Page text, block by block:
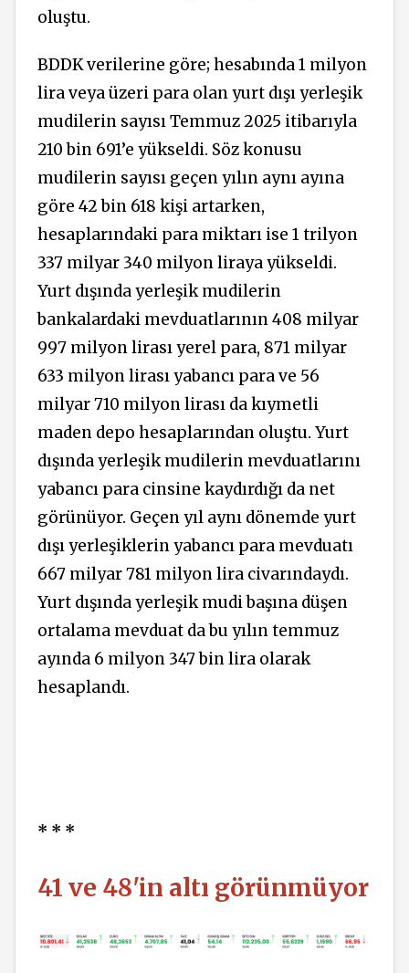
oluştu.
BDDK verilerine göre; hesabında 1 milyon
lira veya üzeri para olan yurt dışı yerleşik
mudilerin sayısı Temmuz 2025 itibarıyla
210 bin 691’e yükseldi. Söz konusu
mudilerin sayısı geçen yılın aynı ayına
göre 42 bin 618 kişi artarken,
hesaplarındaki para miktarı ise 1 trilyon
337 milyar 340 milyon liraya yükseldi.
Yurt dışında yerleşik mudilerin
bankalardaki mevduatlarının 408 milyar
997 milyon lirası yerel para, 871 milyar
633 milyon lirası yabancı para ve 56
milyar 710 milyon lirası da kıymetli
maden depo hesaplarından oluştu. Yurt
dışında yerleşik mudilerin mevduatlarını
yabancı para cinsine kaydırdığı da net
görünüyor. Geçen yıl aynı dönemde yurt
dışı yerleşiklerin yabancı para mevduatı
667 milyar 781 milyon lira civarındaydı.
Yurt dışında yerleşik mudi başına düşen
ortalama mevduat da bu yılın temmuz
ayında 6 milyon 347 bin lira olarak
hesaplandı.
* * *
41 ve 48'in altı görünmüyor